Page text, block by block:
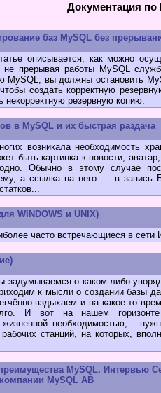
Документация по
баз MySQL без
описывается, как можно
прерывая работы MySQL
MySQL, вы должны остановить
создать корректную
некорректную резервную копию.
в MySQL и их быстрая раздача
возникала необходимость
быть картинка к новости,
Обычно в этому случае
а ссылка на него — в запись
WINDOWS и UNIX)
часто встречающиеся в сети
о каком-либо
к мысли о создании базы
вздыхаем и на какое-то
И вот на нашем
жизненной необходимостью, -
станций, на которых,
MySQL. Интервью
MySQL AB